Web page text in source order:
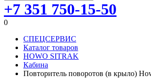
+7 351 750-15-50
0
СПЕЦСЕРВИС
Каталог товаров
HOWO SITRAK
Кабина
Повторитель поворотов (в крыло)